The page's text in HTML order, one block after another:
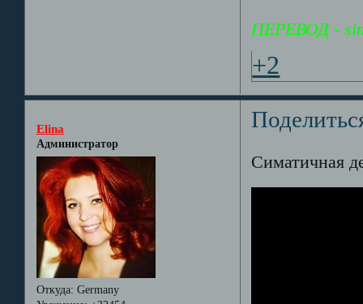
ПЕРЕВОД -
+2
Elina
Администратор
Откуда: Germany
Симатичная